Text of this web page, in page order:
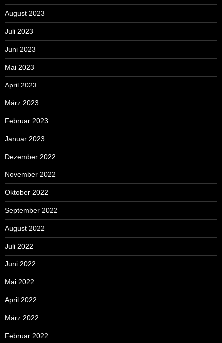
August 2023
Juli 2023
Juni 2023
Mai 2023
April 2023
März 2023
Februar 2023
Januar 2023
Dezember 2022
November 2022
Oktober 2022
September 2022
August 2022
Juli 2022
Juni 2022
Mai 2022
April 2022
März 2022
Februar 2022